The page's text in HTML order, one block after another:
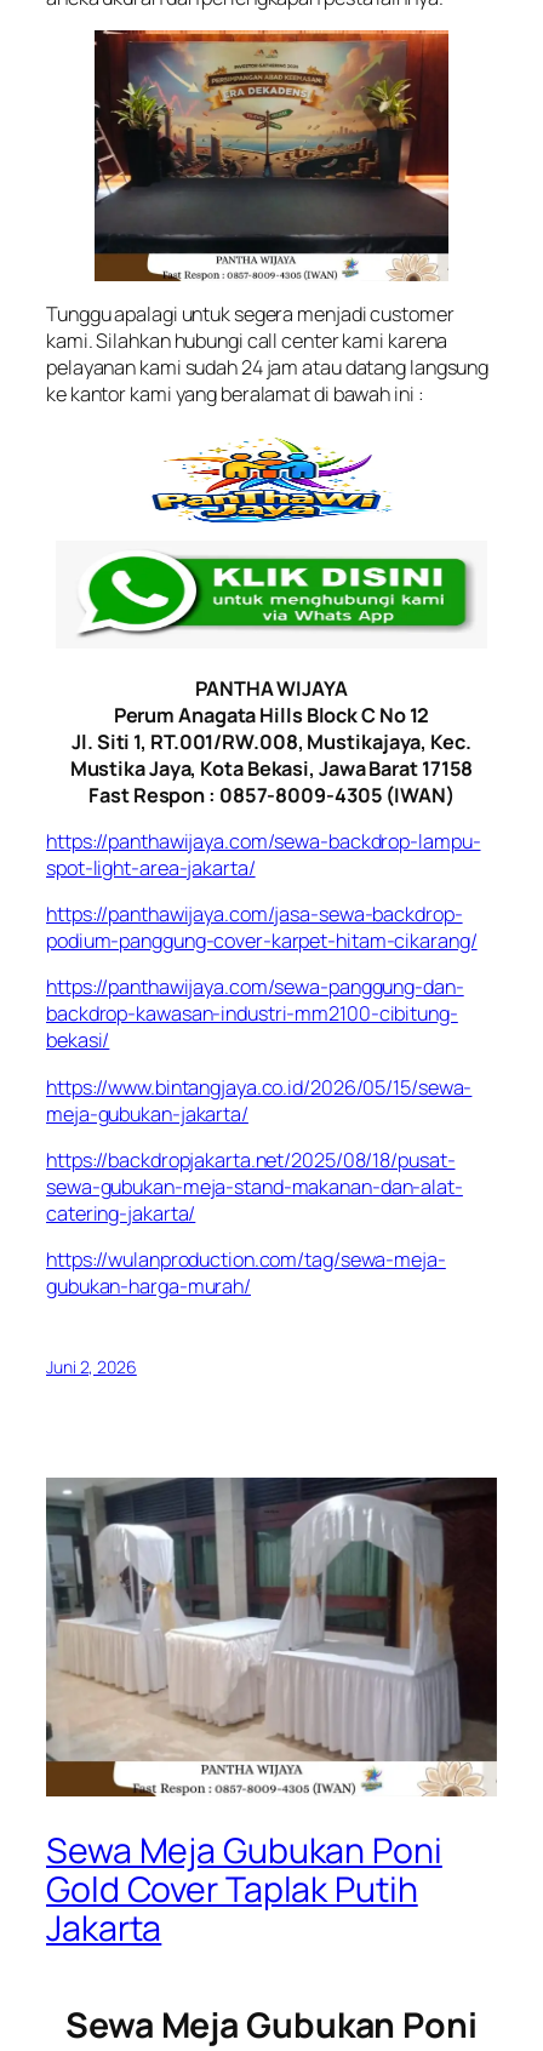
Tunggu apalagi untuk segera menjadi customer
kami. Silahkan hubungi call center kami karena
pelayanan kami sudah 24 jam atau datang langsung
ke kantor kami yang beralamat di bawah ini :
PANTHA WIJAYA
Perum Anagata Hills Block C No 12
Jl. Siti 1, RT.001/RW.008, Mustikajaya, Kec.
Mustika Jaya, Kota Bekasi, Jawa Barat 17158
Fast Respon : 0857-8009-4305 (IWAN)
https://panthawijaya.com/sewa-backdrop-lampu-
spot-light-area-jakarta/
https://panthawijaya.com/jasa-sewa-backdrop-
podium-panggung-cover-karpet-hitam-cikarang/
https://panthawijaya.com/sewa-panggung-dan-
backdrop-kawasan-industri-mm2100-cibitung-
bekasi/
https://www.bintangjaya.co.id/2026/05/15/sewa-
meja-gubukan-jakarta/
https://backdropjakarta.net/2025/08/18/pusat-
sewa-gubukan-meja-stand-makanan-dan-alat-
catering-jakarta/
https://wulanproduction.com/tag/sewa-meja-
gubukan-harga-murah/
Juni 2, 2026
Sewa Meja Gubukan Poni
Gold Cover Taplak Putih
Jakarta
Sewa Meja Gubukan Poni